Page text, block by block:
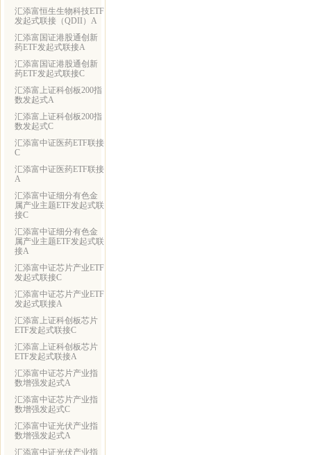
汇添富恒生生物科技ETF
发起式联接（QDII）A
汇添富国证港股通创新
药ETF发起式联接A
汇添富国证港股通创新
药ETF发起式联接C
汇添富上证科创板200指
数发起式A
汇添富上证科创板200指
数发起式C
汇添富中证医药ETF联接
C
汇添富中证医药ETF联接
A
汇添富中证细分有色金
属产业主题ETF发起式联
接C
汇添富中证细分有色金
属产业主题ETF发起式联
接A
汇添富中证芯片产业ETF
发起式联接C
汇添富中证芯片产业ETF
发起式联接A
汇添富上证科创板芯片
ETF发起式联接C
汇添富上证科创板芯片
ETF发起式联接A
汇添富中证芯片产业指
数增强发起式A
汇添富中证芯片产业指
数增强发起式C
汇添富中证光伏产业指
数增强发起式A
汇添富中证光伏产业指